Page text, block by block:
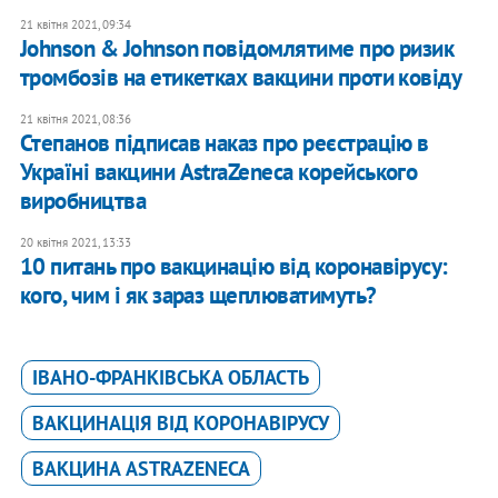
21 квітня 2021, 09:34
​Johnson & Johnson повідомлятиме про ризик
тромбозів на етикетках вакцини проти ковіду
21 квітня 2021, 08:36
Степанов підписав наказ про реєстрацію в
Україні вакцини AstraZeneca корейського
виробництва
20 квітня 2021, 13:33
10 питань про вакцинацію від коронавірусу:
кого, чим і як зараз щеплюватимуть?
ІВАНО-ФРАНКІВСЬКА ОБЛАСТЬ
ВАКЦИНАЦІЯ ВІД КОРОНАВІРУСУ
ВАКЦИНА ASTRAZENECA